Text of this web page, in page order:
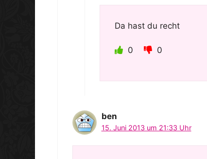
Da hast du recht
0 0
ben
15. Juni 2013 um 21:33 Uhr